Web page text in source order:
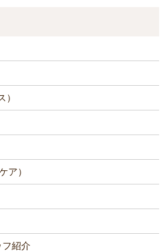
）
ア）
フ紹介